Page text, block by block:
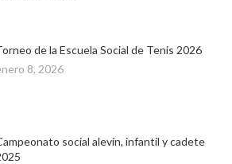
de la Escuela Social de Tenis 2026
8, 2026
social alevín, infantil y cadete